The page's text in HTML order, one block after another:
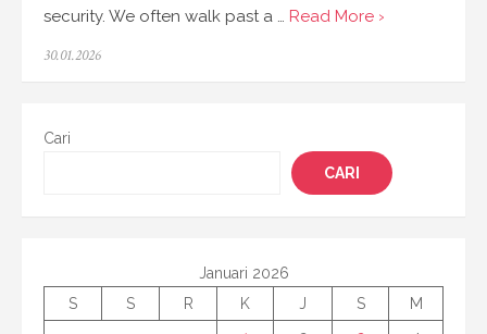
security. We often walk past a … Read More ›
Posted
30.01.2026
Cari
CARI
Januari 2026
S
S R K J S
M